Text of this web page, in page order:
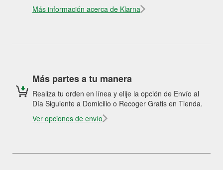
Más información acerca de Klarna
Más partes a tu manera
Realiza tu orden en línea y elije la opción de Envío al
Día Siguiente a Domicilio o Recoger Gratis en Tienda.
Ver opciones de envío